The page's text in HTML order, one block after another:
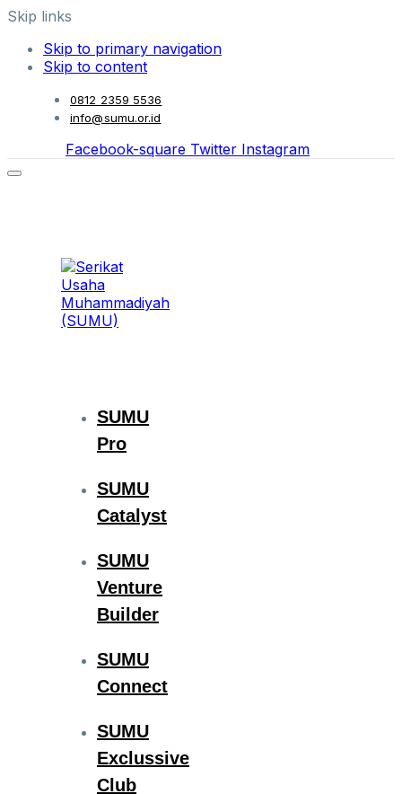
Skip links
Skip to primary navigation
Skip to content
0812 2359 5536
info@sumu.or.id
Facebook-square Twitter Instagram
SUMU
Pro
SUMU
Catalyst
SUMU
Venture
Builder
SUMU
Connect
SUMU
Exclussive
Club